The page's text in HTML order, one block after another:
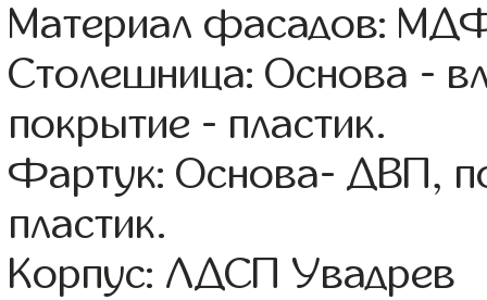
Материал фасадов:
Столешница: Основа -
покрытие - пластик.
Фартук: Основа- ДВП,
пластик.
Корпус: ЛДСП Увадрев